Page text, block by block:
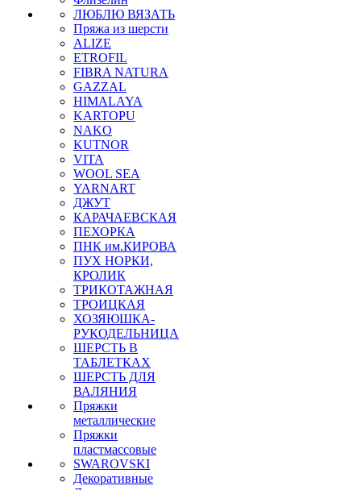
ЛЮБЛЮ ВЯЗАТЬ
Пряжа из шерсти
ALIZE
ETROFIL
FIBRA NATURA
GAZZAL
HIMALAYA
KARTOPU
NAKO
KUTNOR
VITA
WOOL SEA
YARNART
ДЖУТ
КАРАЧАЕВСКАЯ
ПЕХОРКА
ПНК им.КИРОВА
ПУХ НОРКИ,
КРОЛИК
ТРИКОТАЖНАЯ
ТРОИЦКАЯ
ХОЗЯЮШКА-
РУКОДЕЛЬНИЦА
ШЕРСТЬ В
ТАБЛЕТКАХ
ШЕРСТЬ ДЛЯ
ВАЛЯНИЯ
Пряжки
металлические
Пряжки
пластмассовые
SWAROVSKI
Декоративные